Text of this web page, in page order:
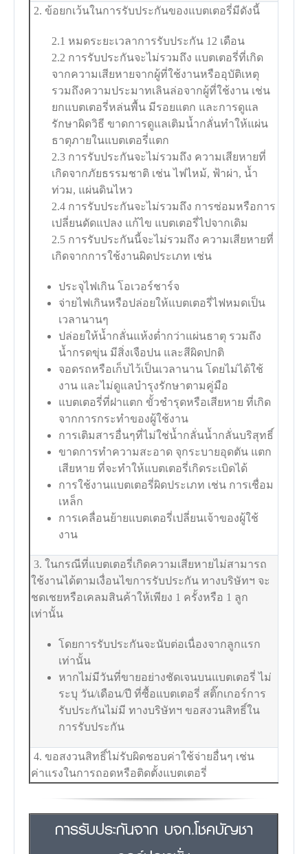
2. ข้อยกเว้นในการรับประกันของแบตเตอรี่มีดังนี้
2.1 หมดระยะเวลาการรับประกัน 12 เดือน
2.2 การรับประกันจะไม่รวมถึง แบตเตอรี่ที่เกิด
จากความเสียหายจากผู้ที่ใช้งานหรืออุบัติเหตุ
รวมถึงความประมาทเลินล่อจากผู้ที่ใช้งาน เช่น
ยกแบตเตอรี่หล่นพื้น มีรอยแตก และการดูแล
รักษาผิดวิธี ขาดการดูแลเติมน้ำกลั่นทำให้แผ่น
ธาตุภายในแบตเตอรี่แตก
2.3 การรับประกันจะไม่รวมถึง ความเสียหายที่
เกิดจากภัยธรรมชาติ เช่น ไฟไหม้, ฟ้าผ่า, น้ำ
ท่วม, แผ่นดินไหว
2.4 การรับประกันจะไม่รวมถึง การซ่อมหรือการ
เปลี่ยนดัดแปลง แก้ไข แบตเตอรี่ไปจากเดิม
2.5 การรับประกันนี้จะไม่รวมถึง ความเสียหายที่
เกิดจากการใช้งานผิดประเภท เช่น
ประจุไฟเกิน โอเวอร์ชาร์จ
จ่ายไฟเกินหรือปล่อยให้แบตเตอรี่ไฟหมดเป็น
เวลานานๆ
ปล่อยให้น้ำกลั่นแห้งต่ำกว่าแผ่นธาตุ รวมถึง
น้ำกรดขุ่น มีสิ่งเจือปน และสีผิดปกติ
จอดรถหรือเก็บไว้เป็นเวลานาน โดยไม่ได้ใช้
งาน และไม่ดูแลบำรุงรักษาตามคู่มือ
แบตเตอรี่ที่ฝาแตก ขั้วชำรุดหรือเสียหาย ที่เกิด
จากการกระทำของผู้ใช้งาน
การเติมสารอื่นๆที่ไม่ใช่น้ำกลั่นน้ำกลั่นบริสุทธิ์
ขาดการทำความสะอาด จุกระบายอุดตัน แตก
เสียหาย ที่จะทำให้แบตเตอรี่เกิดระเบิดได้
การใช้งานแบตเตอรี่ผิดประเภท เช่น การเชื่อม
เหล็ก
การเคลื่อนย้ายแบตเตอรี่เปลี่ยนเจ้าของผู้ใช้
งาน
3. ในกรณีที่แบตเตอรี่เกิดความเสียหายไม่สามารถ
ใช้งานได้ตามเงื่อนไขการรับประกัน ทางบริษัทฯ จะ
ชดเชยหรือเคลมสินค้าให้เพียง 1 ครั้งหรือ 1 ลูก
เท่านั้น
โดยการรับประกันจะนับต่อเนื่องจากลูกแรก
เท่านั้น
หากไม่มีวันที่ขายอย่างชัดเจนบนแบตเตอรี่ ไม่
ระบุ วัน/เดือน/ปี ที่ซื้อแบตเตอรี่ สติ๊กเกอร์การ
รับประกันไม่มี ทางบริษัทฯ ขอสงวนสิทธิ์ใน
การรับประกัน
4. ขอสงวนสิทธิ์ไม่รับผิดชอบค่าใช้จ่ายอื่นๆ เช่น
ค่าแรงในการถอดหรือติดตั้งแบตเตอรี่
การรับประกันจาก บจก.โชคบัญชา